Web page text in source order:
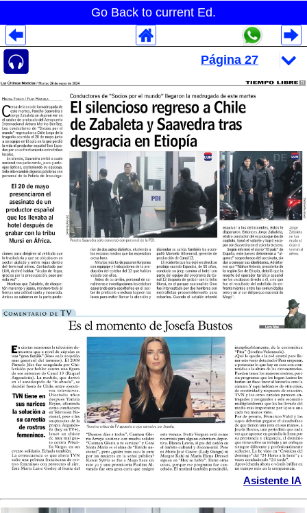
Go Back to current Ed.
Asistente IA
Despliegues Analytics
Despliegues Totales
Despliegues por Rubros